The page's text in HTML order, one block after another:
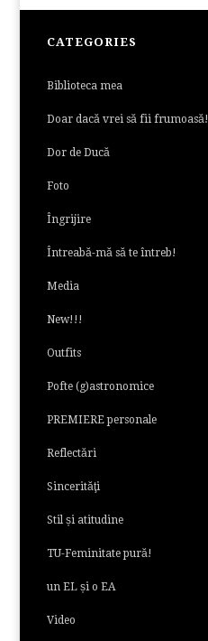
CATEGORIES
Biblioteca mea
Doar dacă vrei să fii frumoasă!
Dor de Ducă
Foto
Îngrijire
Întreabă-mă să te întreb!
Media
New!!!
Outfits
Pofte (g)astronomice
PREMIERE personale
Reflectări
Sincerităţi
Stil și atitudine
TU-Feminitate pură!
un EL și o EA
Video